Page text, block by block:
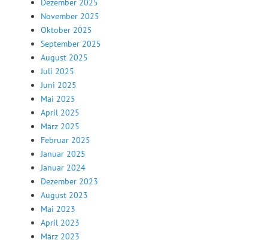
Dezember 2025
November 2025
Oktober 2025
September 2025
August 2025
Juli 2025
Juni 2025
Mai 2025
April 2025
März 2025
Februar 2025
Januar 2025
Januar 2024
Dezember 2023
August 2023
Mai 2023
April 2023
März 2023